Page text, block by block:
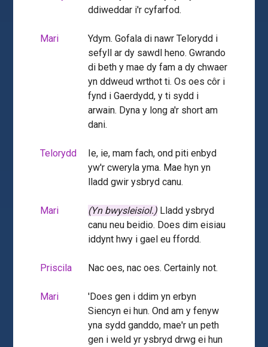
ddiweddar i'r cyfarfod.
Mari
Ydym. Gofala di nawr Telorydd i
sefyll ar dy sawdl heno. Gwrando
di beth y mae dy fam a dy chwaer
yn ddweud wrthot ti. Os oes côr i
fynd i Gaerdydd, y ti sydd i
arwain. Dyna y long a'r short am
dani.
Telorydd
Ie, ie, mam fach, ond piti enbyd
yw'r cweryla yma. Mae hyn yn
lladd gwir ysbryd canu.
Mari (Yn bwysleisiol.) Lladd ysbryd
canu neu beidio. Does dim eisiau
iddynt hwy i gael eu ffordd.
Priscila Nac oes, nac oes. Certainly not.
Mari
'Does gen i ddim yn erbyn
Siencyn ei hun. Ond am y fenyw
yna sydd ganddo, mae'r un peth
gen i weld yr ysbryd drwg ei hun